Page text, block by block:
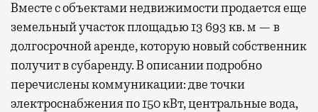
Вместе с объектами недвижимости продается еще
земельный участок площадью 13 693 кв. м — в
долгосрочной аренде, которую новый собственник
получит в субаренду. В описании подробно
перечислены коммуникации: две точки
электроснабжения по 150 кВт, центральные вода,